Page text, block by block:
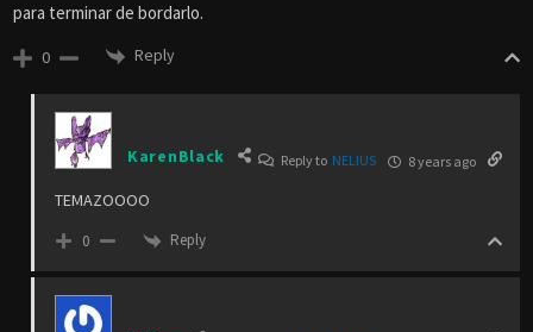
para terminar de bordarlo.
0 Reply
KarenBlack Reply to NELIUS 8 years ago
TEMAZOOOO
0 Reply